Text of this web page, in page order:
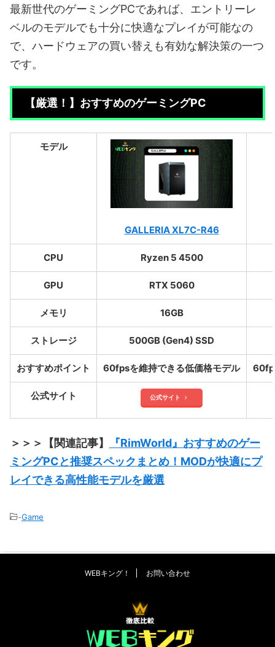
最新世代のゲーミングPCであれば、エントリーレ
ベルのモデルでも十分に快適なプレイが可能なの
で、ハードウェアの買い替えも有効な解決策の一つ
です。
【厳選！】おすすめのゲーミングPC
モデル
GALLERIA XL7C-R46
CPU Ryzen 5 4500
GPU RTX 5060
メモリ 16GB
ストレージ 500GB (Gen4) SSD
おすすめポイント 60fpsを維持できる低価格モデル
公式サイト 公式サイト
＞＞＞【関連記事】
『RimWorld』おすすめのゲー
ミングPCと推奨スペックまとめ！MODが快適にプ
レイできる高性能モデルを厳選
-Game
WEBキング！ お問い合わせ